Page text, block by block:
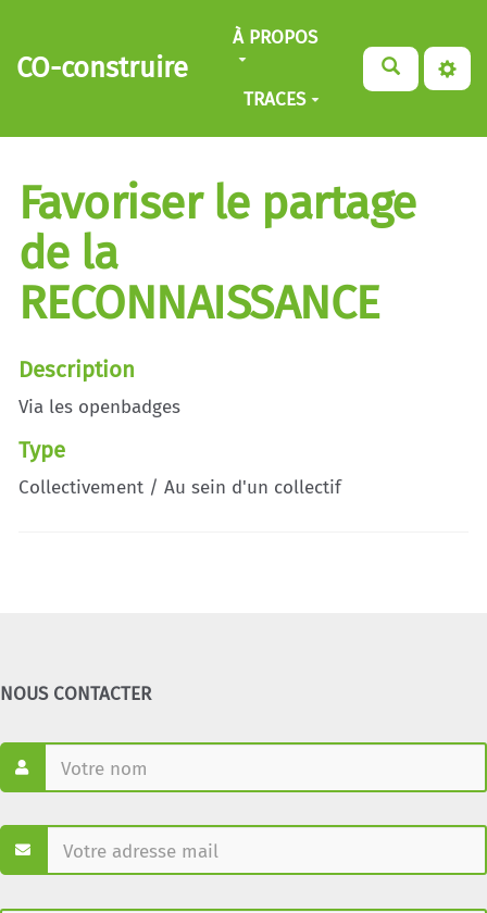
Aller au contenu principal
CO-construire
À PROPOS
TRACES
Favoriser le partage
de la
RECONNAISSANCE
Description
Via les openbadges
Type
Collectivement / Au sein d'un collectif
NOUS CONTACTER